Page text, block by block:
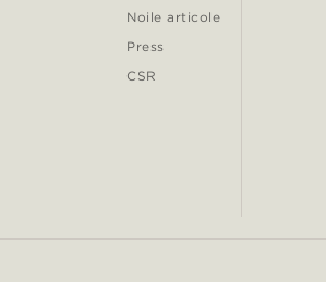
Noile articole
Press
CSR